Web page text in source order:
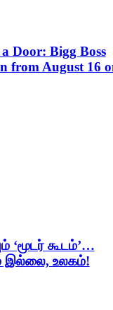
Door: Bigg Boss
from August 16
‘மூடர் கூடம்’…
இல்லை, உலகம்!